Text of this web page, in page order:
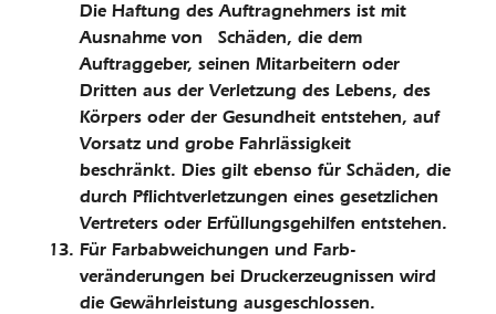
Die Haftung des Auftragnehmers ist mit
Ausnahme von Schäden, die dem
Auftraggeber, seinen Mitarbeitern oder
Dritten aus der Verletzung des Lebens, des
Körpers oder der Gesundheit entstehen, auf
Vorsatz und grobe Fahrlässigkeit
beschränkt. Dies gilt ebenso für Schäden, die
durch Pflichtverletzungen eines gesetzlichen
Vertreters oder Erfüllungsgehilfen entstehen.
Für Farbabweichungen und Farb­
veränderungen bei Druckerzeugnissen wird
die Gewährleistung ausgeschlossen.